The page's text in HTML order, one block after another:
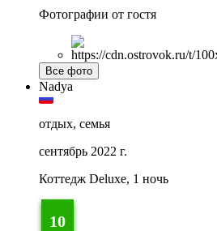
Фотографии от гостя
Все фото
Nadya
отдых, семья
сентябрь 2022 г.
Коттедж Deluxe, 1 ночь
10